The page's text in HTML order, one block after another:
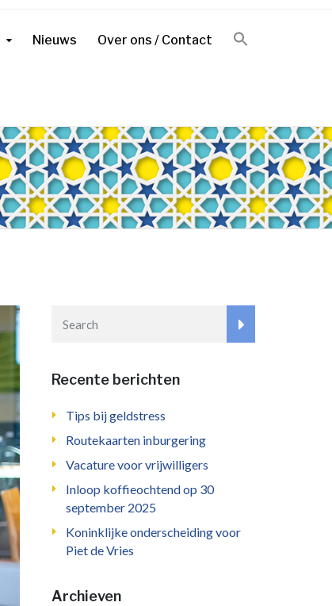
Nieuws Over ons / Contact
Recente berichten
Tips bij geldstress
Routekaarten inburgering
Vacature voor vrijwilligers
Inloop koffieochtend op 30
september 2025
Koninklijke onderscheiding voor
Piet de Vries
Archieven